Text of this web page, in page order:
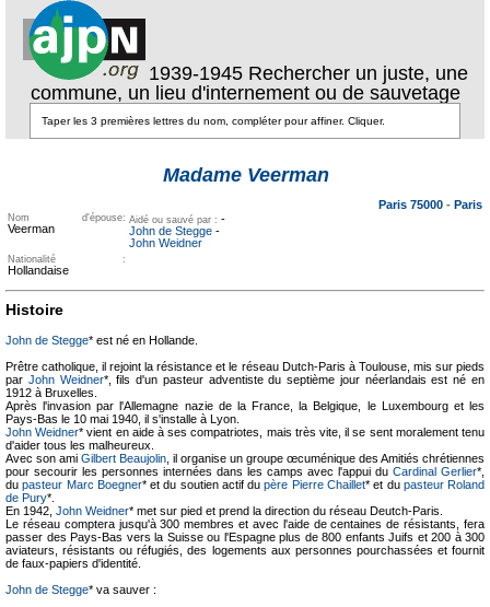
1939-1945 Rechercher un juste, une
commune, un lieu d'internement ou de sauvetage
Madame Veerman
Paris 75000 - Paris
Nom d'épouse:
Veerman
Nationalité :
Hollandaise
Aidé ou sauvé par : -
John de Stegge -
John Weidner
Histoire
John de Stegge* est né en Hollande.
Prêtre catholique, il rejoint la résistance et le réseau Dutch-Paris à Toulouse, mis sur pieds
par John Weidner*, fils d'un pasteur adventiste du septième jour néerlandais est né en
1912 à Bruxelles.
Après l'invasion par l'Allemagne nazie de la France, la Belgique, le Luxembourg et les
Pays-Bas le 10 mai 1940, il s'installe à Lyon.
John Weidner* vient en aide à ses compatriotes, mais très vite, il se sent moralement tenu
d'aider tous les malheureux.
Avec son ami Gilbert Beaujolin , il organise un groupe œcuménique des Amitiés chrétiennes
pour secourir les personnes internées dans les camps avec l'appui du Cardinal Gerlier*,
dupasteur Marc Boegner* et du soutien actif dupère Pierre Chaillet* et du pasteur Roland
de Pury*.
En 1942, John Weidner* met sur pied et prend la direction du réseau Deutch-Paris.
Le réseau comptera jusqu'à 300 membres et avec l'aide de centaines de résistants, fera
passer des Pays-Bas vers la Suisse ou l'Espagne plus de 800 enfants Juifs et 200 à 300
aviateurs, résistants ou réfugiés, des logements aux personnes pourchassées et fournit
de faux-papiers d'identité.
John de Stegge* va sauver :